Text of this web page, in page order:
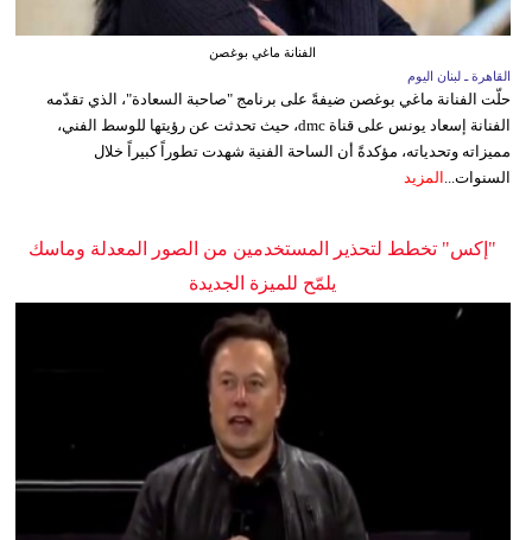
الفنانة ماغي بوغصن
القاهرة ـ لبنان اليوم
حلّت الفنانة ماغي بوغصن ضيفةً على برنامج "صاحبة السعادة"، الذي تقدّمه
الفنانة إسعاد يونس على قناة dmc، حيث تحدثت عن رؤيتها للوسط الفني،
مميزاته وتحدياته، مؤكدةً أن الساحة الفنية شهدت تطوراً كبيراً خلال
السنوات... المزيد
"إكس" تخطط لتحذير المستخدمين من الصور المعدلة وماسك
يلمّح للميزة الجديدة